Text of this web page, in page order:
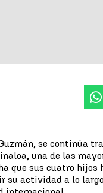
se continúa
una de las
que sus cuatro hijos
su actividad a lo